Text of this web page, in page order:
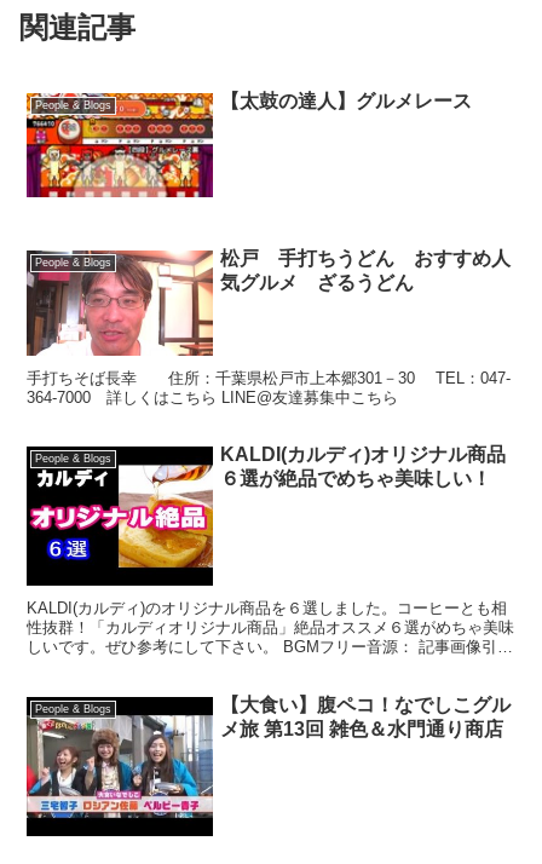
関連記事
People & Blogs 【太鼓の達人】グルメレース
People & Blogs
松戸 手打ちうどん おすすめ人
気グルメ ざるうどん
手打ちそば長幸 住所：千葉県松戸市上本郷301－30 TEL：047-
364-7000 詳しくはこちら LINE@友達募集中こちら
People & Blogs
KALDI(カルディ)オリジナル商品
６選が絶品でめちゃ美味しい！
KALDI(カルディ)のオリジナル商品を６選しました。コーヒーとも相
性抜群！「カルディオリジナル商品」絶品オススメ６選がめちゃ美味
しいです。ぜひ参考にして下さい。 BGMフリー音源： 記事画像引用
People & Blogs
【大食い】腹ペコ！なでしこグル
メ旅 第13回 雑色＆水門通り商店